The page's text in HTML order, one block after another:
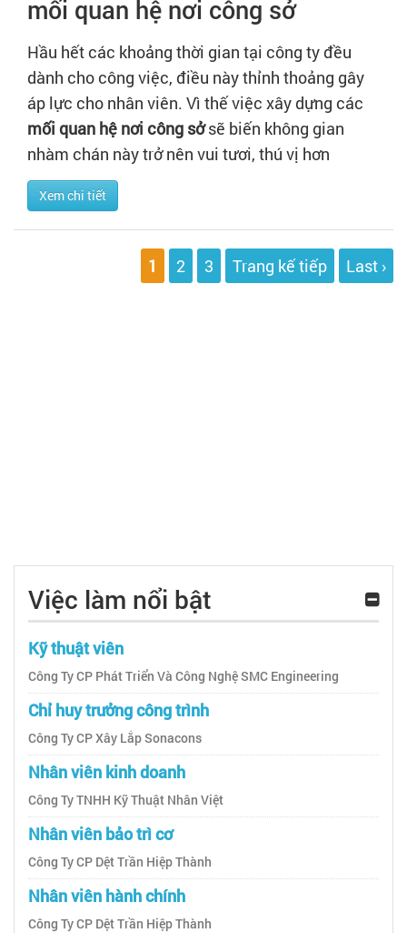
mối quan hệ nơi công sở
Hầu hết các khoảng thời gian tại công ty đều
dành cho công việc, điều này thỉnh thoảng gây
áp lực cho nhân viên. Vì thế việc xây dựng các
mối quan hệ nơi công sởsẽ biến không gian
nhàm chán này trở nên vui tươi, thú vị hơn
Xem chi tiết
1 2 3 Trang kế tiếp Last ›
Việc làm nổi bật
Kỹ thuật viên
Công Ty CP Phát Triển Và Công Nghệ SMC Engineering
Chỉ huy trưởng công trình
Công Ty CP Xây Lắp Sonacons
Nhân viên kinh doanh
Công Ty TNHH Kỹ Thuật Nhân Việt
Nhân viên bảo trì cơ
Công Ty CP Dệt Trần Hiệp Thành
Nhân viên hành chính
Công Ty CP Dệt Trần Hiệp Thành